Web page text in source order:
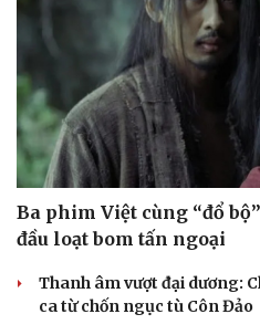
Ba phim Việt cùng “đổ
đầu loạt bom tấn ngoại
Thanh âm vượt đại dương:
ca từ chốn ngục tù Côn Đảo